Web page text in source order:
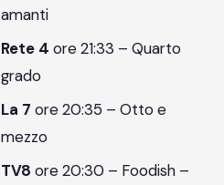
amanti
Rete 4 ore 21:33 – Quarto
grado
La 7 ore 20:35 – Otto e
mezzo
TV8 ore 20:30 – Foodish –